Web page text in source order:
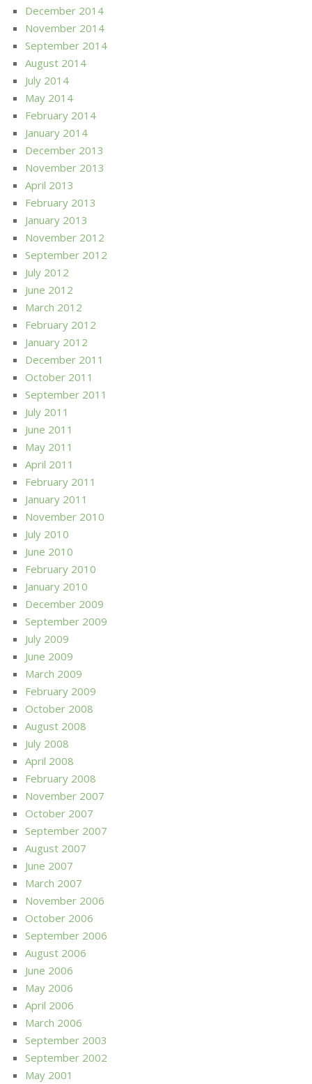
December 2014
November 2014
September 2014
August 2014
July 2014
May 2014
February 2014
January 2014
December 2013
November 2013
April 2013
February 2013
January 2013
November 2012
September 2012
July 2012
June 2012
March 2012
February 2012
January 2012
December 2011
October 2011
September 2011
July 2011
June 2011
May 2011
April 2011
February 2011
January 2011
November 2010
July 2010
June 2010
February 2010
January 2010
December 2009
September 2009
July 2009
June 2009
March 2009
February 2009
October 2008
August 2008
July 2008
April 2008
February 2008
November 2007
October 2007
September 2007
August 2007
June 2007
March 2007
November 2006
October 2006
September 2006
August 2006
June 2006
May 2006
April 2006
March 2006
September 2003
September 2002
May 2001